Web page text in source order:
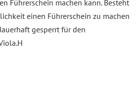
Führerschein machen kann. Besteht
einen Führerschein zu machen
gesperrt für den